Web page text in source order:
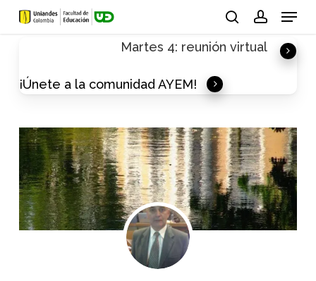
Skip
Menu
Martes 4: reunión virtual
¡Únete a la comunidad AYEM!